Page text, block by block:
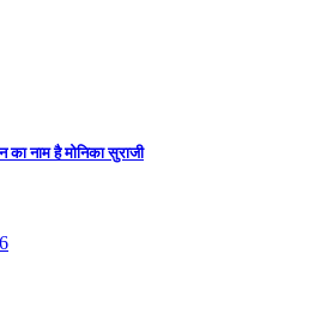
नाम है मोनिका सुराजी